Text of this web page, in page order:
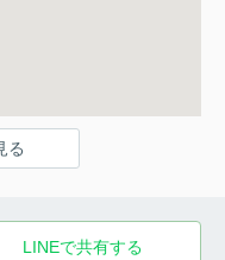
る
LINEで共有する